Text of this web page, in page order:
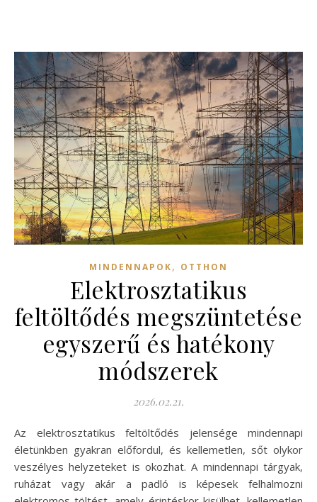
MINDENNAPOK, OTTHON
Elektrosztatikus
feltöltődés megszüntetése
egyszerű és hatékony
módszerek
2026.02.21.
Az elektrosztatikus feltöltődés jelensége mindennapi
életünkben gyakran előfordul, és kellemetlen, sőt olykor
veszélyes helyzeteket is okozhat. A mindennapi tárgyak,
ruházat vagy akár a padló is képesek felhalmozni